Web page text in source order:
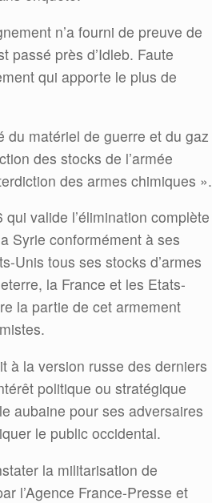
n’a fourni de preuve de
passé près d’Idleb. Faute
qui apporte le plus de
du matériel de guerre et du gaz
des stocks de l’armée
des armes chimiques ».
valide l’élimination complète
Syrie conformément à ses
Unis tous ses stocks d’armes
la France et les Etats-
la partie de cet armement
à la version russe des derniers
politique ou stratégique
aubaine pour ses adversaires
le public occidental.
la militarisation de
l’Agence France-Presse et